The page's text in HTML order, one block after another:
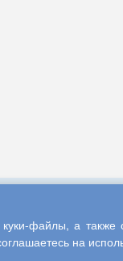
«Интерактив
файлы, а также
на